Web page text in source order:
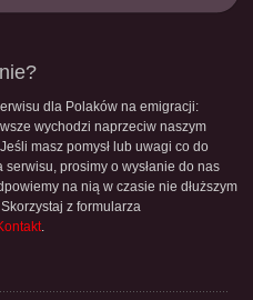
dla Polaków na emigracji:
wychodzi naprzeciw naszym
masz pomysł lub uwagi co do
prosimy o wysłanie do nas
na nią w czasie nie dłuższym
z formularza
.